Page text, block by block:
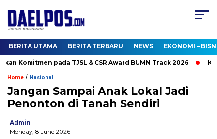
BERITA UTAMA BERITA TERBARU NEWS EKONOMI –
pada TJSL & CSR Award BUMN Track 2026
Home / Nasional
Jangan Sampai Anak Lokal Jadi
Penonton di Tanah Sendiri
Admin
Monday, 8 June 2026